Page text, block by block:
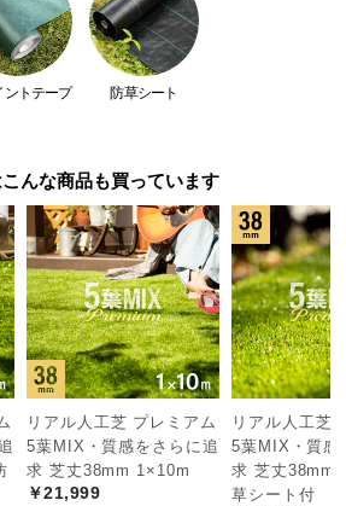
△
△
太目 細目
あり なし
ックス葉
う葉をミックスすることで、天然
ィーを再現しました。
ントテープ 防草シート
んな商品も買っています
リアル人工芝 プレミアム
5葉MIX・質感をさらに追
求 芝丈38mm 1×10m
￥21,999
リアル人工芝
5葉MIX・質感
求 芝丈38mm
草シート付